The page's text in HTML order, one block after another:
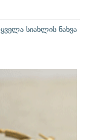
ყველა სიახლის ნახვა